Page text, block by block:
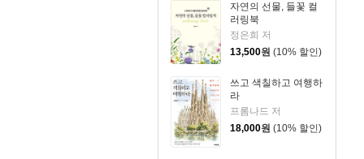
자연의 선물, 들꽃 컬
러링북
정은희 저
13,500원 (10% 할인)
쓰고 색칠하고 여행하
라
프롬나드 저
18,000원 (10% 할인)